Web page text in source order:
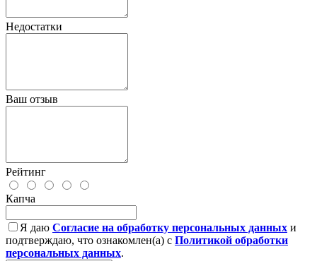
Недостатки
Ваш отзыв
Рейтинг
Капча
Я даю Согласие на обработку персональных данных и
подтверждаю, что ознакомлен(а) с Политикой обработки
персональных данных.